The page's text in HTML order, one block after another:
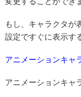
もし、キャラクタが
設定ですぐに表示す
アニメーションキャ
アニメーションキャ